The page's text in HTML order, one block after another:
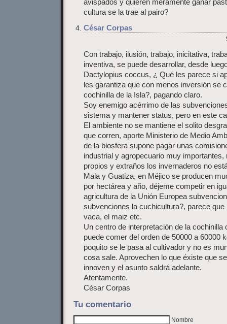
avispados y quieren meramente ganar
cultura se la trae al pairo?
César Corpas
Con trabajo, ilusión, trabajo, inicitativa,
inventiva, se puede desarrollar, desde
Dactylopius coccus, ¿ Qué les parece si
les garantiza que con menos inversión se
cochinilla de la Isla?, pagando claro.
Soy enemigo acérrimo de las
sistema y mantener status, pero en este
El ambiente no se mantiene el solito
que corren, aporte Ministerio de Medio
de la biosfera supone pagar unas
industrial y agropecuario muy
propios y extraños los invernaderos no
Mala y Guatiza, en Méjico se producen
por hectárea y año, déjeme competir en
agricultura de la Unión Europea
subvenciones la cuchicultura?, parece que
vaca, el maiz etc.
Un centro de interpretación de la
puede comer del orden de 50000 a 60000
poquito se le pasa al cultivador y no es
cosa sale. Aprovechen lo que éxiste que
innoven y el asunto saldrá adelante.
Atentamente.
César Corpas
Tu comentario
Nombre